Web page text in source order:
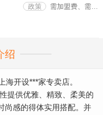
政策 需加盟费、需保证金
绍
海开设***家专卖店。
提供优雅、精致、柔美的
尚感的得体实用搭配。并